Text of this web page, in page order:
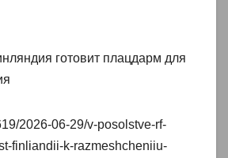
готовит плацдарм для
2026-06-29/v-posolstve-rf-
finliandii-k-razmeshcheniiu-